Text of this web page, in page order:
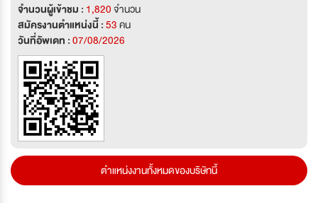
จำนวนผู้เข้าชม : 1,820จำนวน
สมัครงานตำแหน่งนี้ :53คน
วันที่อัพเดท :07/08/2026
ตำแหน่งงานทั้งหมดของบริษัทนี้